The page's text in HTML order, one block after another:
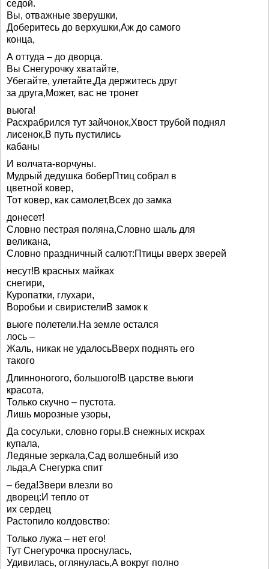
седой.
Вы, отважные зверушки,
Доберитесь до верхушки,Аж до самого
конца,
А оттуда – до дворца.
Вы Снегурочку хватайте,
Убегайте, улетайте,Да держитесь друг
за друга,Может, вас не тронет
вьюга!
Расхрабрился тут зайчонок,Хвост трубой поднял
лисенок,В путь пустились
кабаны
И волчата-ворчуны.
Мудрый дедушка боберПтиц собрал в
цветной ковер,
Тот ковер, как самолет,Всех до замка
донесет!
Словно пестрая поляна,Словно шаль для
великана,
Словно праздничный салют:Птицы вверх зверей
несут!В красных майках
снегири,
Куропатки, глухари,
Воробьи и свиристелиВ замок к
вьюге полетели.На земле остался
лось –
Жаль, никак не удалосьВверх поднять его
такого
Длинноногого, большого!В царстве вьюги
красота,
Только скучно – пустота.
Лишь морозные узоры,
Да сосульки, словно горы.В снежных искрах
купала,
Ледяные зеркала,Сад волшебный изо
льда,А Снегурка спит
– беда!Звери влезли во
дворец:И тепло от
их сердец
Растопило колдовство:
Только лужа – нет его!
Тут Снегурочка проснулась,
Удивилась, оглянулась,А вокруг полно